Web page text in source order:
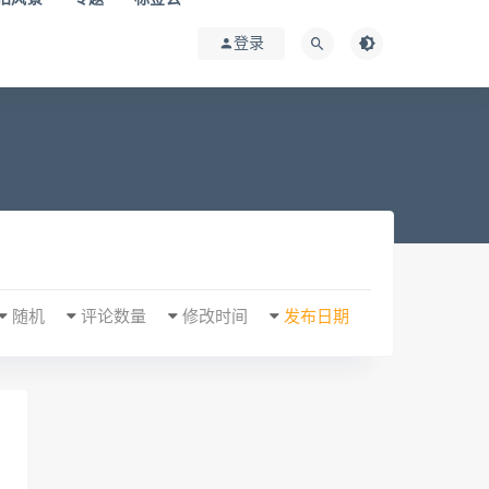
登录
发布日期
修改时间
评论数量
随机